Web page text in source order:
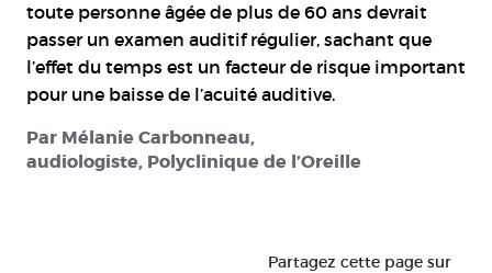
toute personne âgée de plus de 60 ans devrait
passer un examen auditif régulier, sachant que
l’effet du temps est un facteur de risque important
pour une baisse de l’acuité auditive.
Par Mélanie Carbonneau,
audiologiste, Polyclinique de l’Oreille
Partagez cette page sur